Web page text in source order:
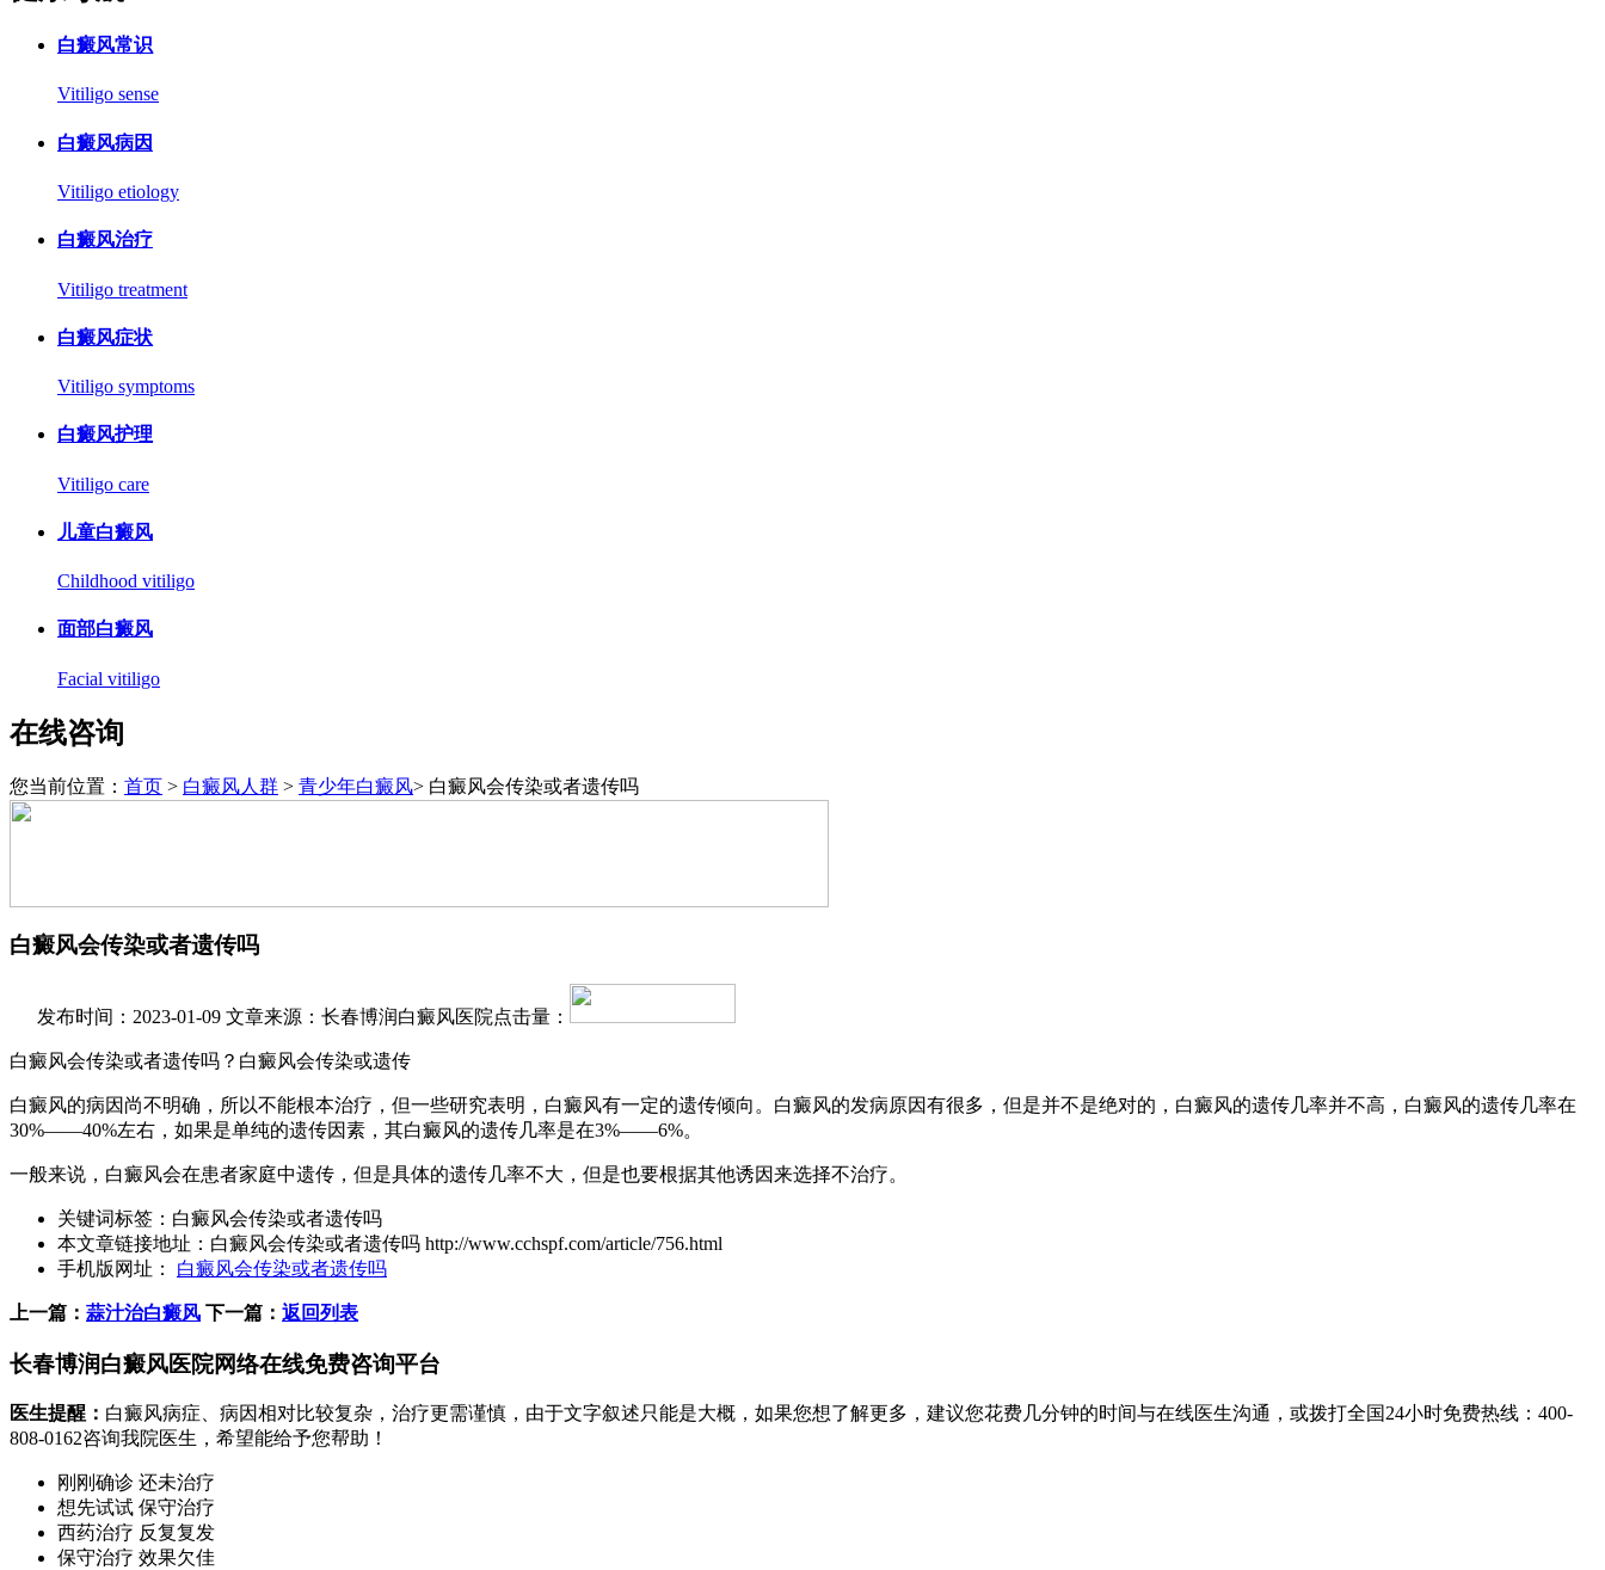
白癜风常识
Vitiligo sense
白癜风病因
Vitiligo etiology
白癜风治疗
Vitiligo treatment
白癜风症状
Vitiligo symptoms
白癜风护理
Vitiligo care
儿童白癜风
Childhood vitiligo
面部白癜风
Facial vitiligo
在线咨询
您当前位置： 首页 > 白癜风人群 > 青少年白癜风> 白癜风会传染或者遗传吗
白癜风会传染或者遗传吗
发布时间：2023-01-09 文章来源：长春博润白癜风医院点击量：
白癜风会传染或者遗传吗？白癜风会传染或遗传
白癜风的病因尚不明确，所以不能根本治疗，但一些研究表明，白癜风有一定的遗传倾向。白癜风的发病原因有很多，但是并不是绝对的，白癜风的遗传几率并不高，白癜风的遗传几率在
30%——40%左右，如果是单纯的遗传因素，其白癜风的遗传几率是在3%——6%。
一般来说，白癜风会在患者家庭中遗传，但是具体的遗传几率不大，但是也要根据其他诱因来选择不治疗。
关键词标签： 白癜风会传染或者遗传吗
本文章链接地址： 白癜风会传染或者遗传吗 http://www.cchspf.com/article/756.html
手机版网址：
白癜风会传染或者遗传吗
上一篇： 蒜汁治白癜风 下一篇： 返回列表
长春博润白癜风医院网络在线免费咨询平台
医生提醒： 白癜风病症、病因相对比较复杂，治疗更需谨慎，由于文字叙述只能是大概，如果您想了解更多，建议您花费几分钟的时间与在线医生沟通，或拨打全国24小时免费热线： 400-
808-0162咨询我院医生，希望能给予您帮助！
刚刚确诊 还未治疗
想先试试 保守治疗
西药治疗 反复复发
保守治疗 效果欠佳